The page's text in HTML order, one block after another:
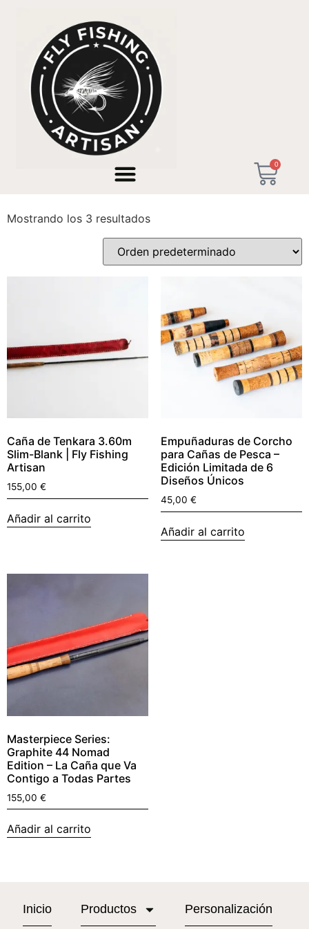
0
/ Productos etiquetados “Tenkara 12ft”
Tenkara 12ft
Mostrando los 3 resultados
Caña de Tenkara 3.60m
Slim-Blank | Fly Fishing
Artisan
155,00 €
Añadir al carrito
Empuñaduras de Corcho
para Cañas de Pesca –
Edición Limitada de 6
Diseños Únicos
45,00 €
Añadir al carrito
Masterpiece Series:
Graphite 44 Nomad
Edition – La Caña que Va
Contigo a Todas Partes
155,00 €
Añadir al carrito
Inicio Productos Personalización